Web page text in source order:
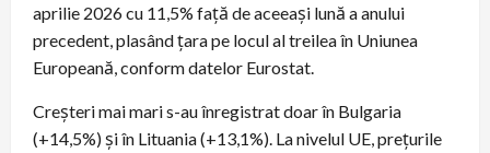
aprilie 2026 cu 11,5% faţă de aceeaşi lună a anului
precedent, plasând ţara pe locul al treilea în Uniunea
Europeană, conform datelor Eurostat.
Creşteri mai mari s-au înregistrat doar în Bulgaria
(+14,5%) şi în Lituania (+13,1%). La nivelul UE, preţurile